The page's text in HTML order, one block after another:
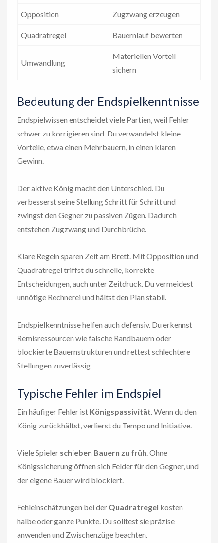
Opposition Zugzwang erzeugen
Quadratregel Bauernlauf bewerten
Umwandlung
Materiellen Vorteil
sichern
Bedeutung der Endspielkenntnisse
Endspielwissen entscheidet viele Partien, weil Fehler
schwer zu korrigieren sind. Du verwandelst kleine
Vorteile, etwa einen Mehrbauern, in einen klaren
Gewinn.
Der aktive König macht den Unterschied. Du
verbesserst seine Stellung Schritt für Schritt und
zwingst den Gegner zu passiven Zügen. Dadurch
entstehen Zugzwang und Durchbrüche.
Klare Regeln sparen Zeit am Brett. Mit Opposition und
Quadratregel triffst du schnelle, korrekte
Entscheidungen, auch unter Zeitdruck. Du vermeidest
unnötige Rechnerei und hältst den Plan stabil.
Endspielkenntnisse helfen auch defensiv. Du erkennst
Remisressourcen wie falsche Randbauern oder
blockierte Bauernstrukturen und rettest schlechtere
Stellungen zuverlässig.
Typische Fehler im Endspiel
Ein häufiger Fehler ist Königspassivität. Wenn du den
König zurückhältst, verlierst du Tempo und Initiative.
Viele Spieler schieben Bauern zu früh. Ohne
Königssicherung öffnen sich Felder für den Gegner, und
der eigene Bauer wird blockiert.
Fehleinschätzungen bei der Quadratregel kosten
halbe oder ganze Punkte. Du solltest sie präzise
anwenden und Zwischenzüge beachten.